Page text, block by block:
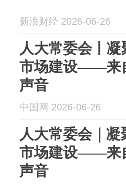
新浪财经 2026-06-26
人大常委会丨
市场建设——来
声音
中国网 2026-06-26
人大常委会｜
市场建设——来
声音